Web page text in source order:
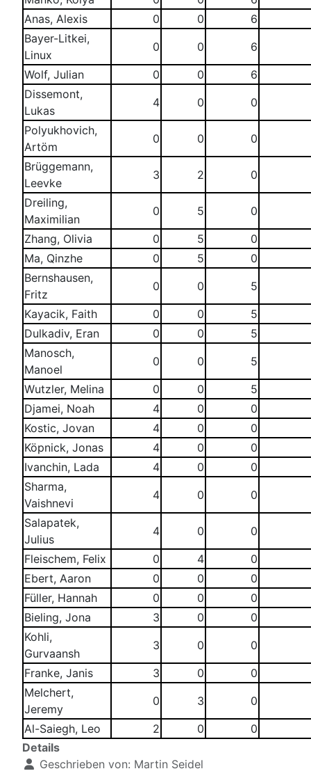
Anas, Alexis
0 0
6
Bayer-Litkei,
Linux
0 0
6
Wolf, Julian
0 0
6
Dissemont,
Lukas
4 0
0
Polyukhovich,
Artöm
0 0
0
Brüggemann,
Leevke
3 2
0
Dreiling,
Maximilian
0 5
0
Zhang, Olivia
0 5
0
Ma, Qinzhe
0 5
0
Bernshausen,
Fritz
0 0
5
Kayacik, Faith
0 0
5
Dulkadiv, Eran
0 0
5
Manosch,
Manoel
0 0
5
Wutzler, Melina
0 0
5
Djamei, Noah
4 0
0
Kostic, Jovan
4 0
0
Köpnick, Jonas
4 0
0
Ivanchin, Lada
4 0
0
Sharma,
Vaishnevi
4 0
0
Salapatek,
Julius
4 0
0
Fleischem, Felix
0 4
0
Ebert, Aaron
0 0
0
Füller, Hannah
0 0
0
Bieling, Jona
3 0
0
Kohli,
Gurvaansh
3 0
0
Franke, Janis
3 0
0
Melchert,
Jeremy
0 3
0
Al-Saiegh, Leo
2 0
0
Details
Geschrieben von: Martin Seidel